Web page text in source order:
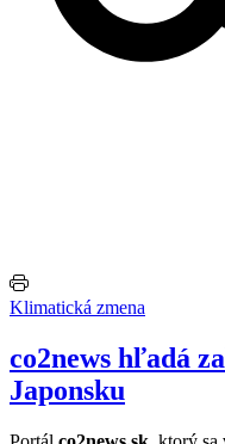
Klimatická zmena
co2news hľadá
Japonsku